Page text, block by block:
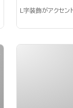
L字装飾がアクセ